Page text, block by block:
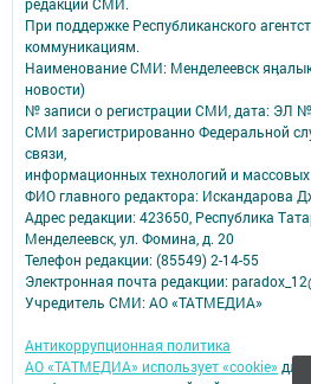
редакций СМИ.
При поддержке Республиканского
коммуникациям.
Наименование СМИ: Менделеевск
новости)
№ записи о регистрации СМИ, дата: ЭЛ
СМИ зарегистрированно Федеральной
связи,
информационных технологий и
ФИО главного редактора: Искандарова
Адрес редакции: 423650, Республика
Менделеевск, ул. Фомина, д. 20
Телефон редакции: (85549) 2-14-55
Электронная почта редакции:
Учредитель СМИ: АО «ТАТМЕДИА»
Антикоррупционная политика
АО «ТАТМЕДИА» использует «cookie»для